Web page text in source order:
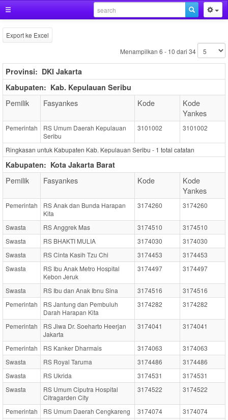
Export ke Excel
Menampilkan 6 - 10 dari 34
Provinsi: DKI Jakarta
Kabupaten: Kab. Kepulauan Seribu
Pemilik Fasyankes Kode
Kode
Yankes
Pemerintah
RS Umum Daerah Kepulauan
Seribu
3101002 3101002
Ringkasan untuk Kabupaten Kab. Kepulauan Seribu - 1 total catatan
Kabupaten: Kota Jakarta Barat
Pemilik Fasyankes Kode
Kode
Yankes
Pemerintah
RS Anak dan Bunda Harapan
Kita
3174260 3174260
Swasta RS Anggrek Mas 3174510
3174510
Swasta
RS BHAKTI MULIA 3174030
3174030
Swasta
RS Cinta Kasih Tzu Chi 3174453
3174453
Swasta
RS Ibu Anak Metro Hospital
Kebon Jeruk
3174497 3174497
Swasta RS Ibu dan Anak Ibnu Sina 3174516
3174516
Pemerintah
RS Jantung dan Pembuluh
Darah Harapan Kita
3174282 3174282
Pemerintah
RS Jiwa Dr. Soeharto Heerjan
Jakarta
3174041 3174041
Pemerintah RS Kanker Dharmais 3174063
3174063
Swasta
RS Royal Taruma 3174486
3174486
Swasta
RS Ukrida 3174531
3174531
Swasta
RS Umum Ciputra Hospital
Citragarden City
3174522 3174522
Pemerintah RS Umum Daerah Cengkareng 3174074
3174074